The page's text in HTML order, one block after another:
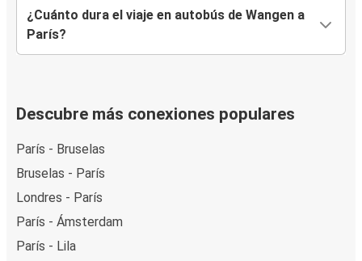
¿Cuánto dura el viaje en autobús de Wangen a
París?
Descubre más conexiones populares
París - Bruselas
Bruselas - París
Londres - París
París - Ámsterdam
París - Lila